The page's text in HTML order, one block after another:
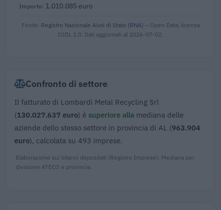
1.010.085 euro
Fonte: Registro Nazionale Aiuti di Stato (RNA) – Open Data, licenza
IODL 2.0. Dati aggiornati al 2026-07-02.
Confronto di settore
Il fatturato di Lombardi Metal Recycling Srl
(130.027.637 euro) è superiore alla mediana delle
aziende dello stesso settore in provincia di AL (963.904
euro), calcolata su 493 imprese.
Elaborazione sui bilanci depositati (Registro Imprese). Mediana per
divisione ATECO e provincia.